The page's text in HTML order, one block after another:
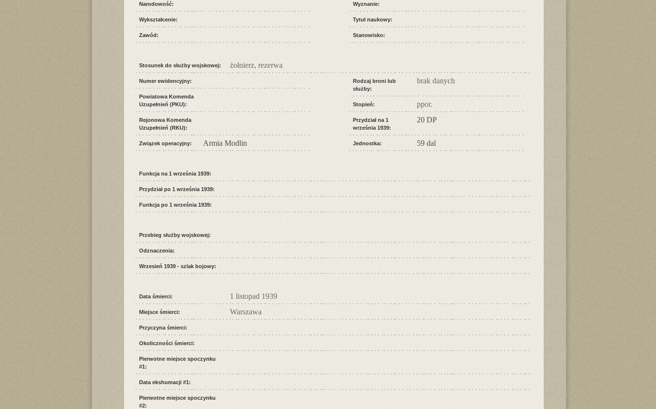
Narodowość:
Wykształcenie:
Zawód:
Wyznanie:
Tytuł naukowy:
Stanowisko:
Stosunek do służby wojskowej: żołnierz, rezerwa
Numer ewidencyjny:
Powiatowa Komenda
Uzupełnień (PKU):
Rejonowa Komenda
Uzupełnień (RKU):
Związek operacyjny: Armia Modlin
Rodzaj broni lub
służby:
brak danych
Stopień: ppor.
Przydział na 1
września 1939:
20 DP
Jednostka: 59 dal
Funkcja na 1 września 1939:
Przydział po 1 września 1939:
Funkcja po 1 września 1939:
Przebieg służby wojskowej:
Odznaczenia:
Wrzesień 1939 - szlak bojowy:
Data śmierci: 1 listopad 1939
Miejsce śmierci: Warszawa
Przyczyna śmierci:
Okoliczności śmierci:
Pierwotne miejsce spoczynku
#1:
Data ekshumacji #1:
Pierwotne miejsce spoczynku
#2: